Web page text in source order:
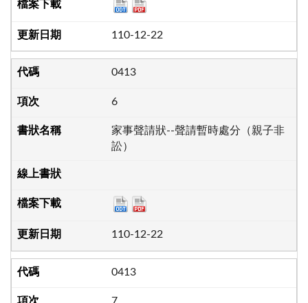
110-12-22
0413
6
家事聲請狀--聲請暫時處分（親子非
訟）
110-12-22
0413